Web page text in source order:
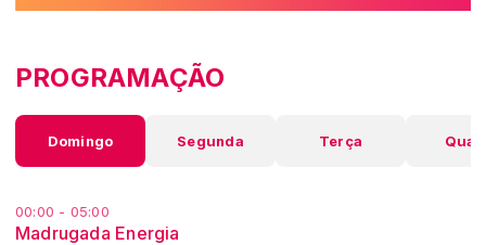
PROGRAMAÇÃO
Domingo Segunda Terça
00:00 - 05:00
Madrugada Energia